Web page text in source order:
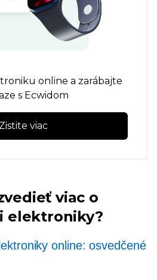
online a zarábajte
s Ecwidom
Zistite viac
viac o
elektroniky?
online: osvedčené